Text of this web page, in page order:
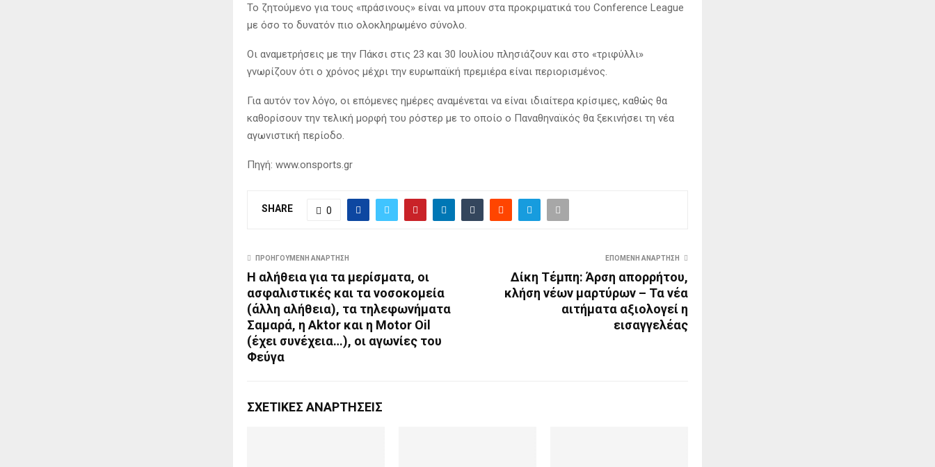
Το ζητούμενο για τους «πράσινους» είναι να μπουν στα προκριματικά του Conference League
με όσο το δυνατόν πιο ολοκληρωμένο σύνολο.
Οι αναμετρήσεις με την Πάκσι στις 23 και 30 Ιουλίου πλησιάζουν και στο «τριφύλλι»
γνωρίζουν ότι ο χρόνος μέχρι την ευρωπαϊκή πρεμιέρα είναι περιορισμένος.
Για αυτόν τον λόγο, οι επόμενες ημέρες αναμένεται να είναι ιδιαίτερα κρίσιμες, καθώς θα
καθορίσουν την τελική μορφή του ρόστερ με το οποίο ο Παναθηναϊκός θα ξεκινήσει τη νέα
αγωνιστική περίοδο.
Πηγή: www.onsports.gr
SHARE 0
ΠΡΟΗΓΟΎΜΕΝΗ ΑΝΆΡΤΗΣΗ
Η αλήθεια για τα μερίσματα, οι
ασφαλιστικές και τα νοσοκομεία
(άλλη αλήθεια), τα τηλεφωνήματα
Σαμαρά, η Aktor και η Motor Oil
(έχει συνέχεια…), οι αγωνίες του
Φεύγα
ΕΠΌΜΕΝΗ ΑΝΆΡΤΗΣΗ
Δίκη Τέμπη: Άρση απορρήτου,
κλήση νέων μαρτύρων – Τα νέα
αιτήματα αξιολογεί η
εισαγγελέας
ΣΧΕΤΙΚΈΣ ΑΝΑΡΤΉΣΕΙΣ